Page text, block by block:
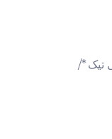
تیک */